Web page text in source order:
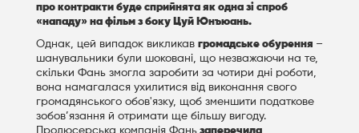
про контракти буде сприйнята як одна зі спроб
«нападу» на фільм з боку Цуй Юнъюань.
Однак, цей випадок викликав громадське обурення –
шанувальники були шоковані, що незважаючи на те,
скільки Фань змогла заробити за чотири дні роботи,
вона намагалася ухилитися від виконання свого
громадянського обов'язку, щоб зменшити податкове
зобов’язання й отримати ще більшу вигоду.